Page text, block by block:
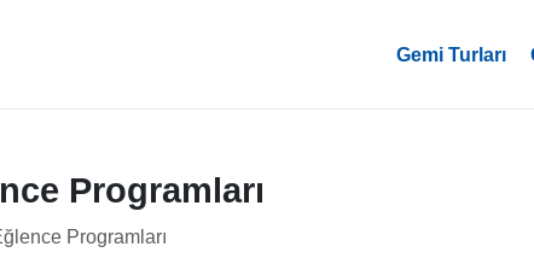
Gemi Turları
Programları
Programları